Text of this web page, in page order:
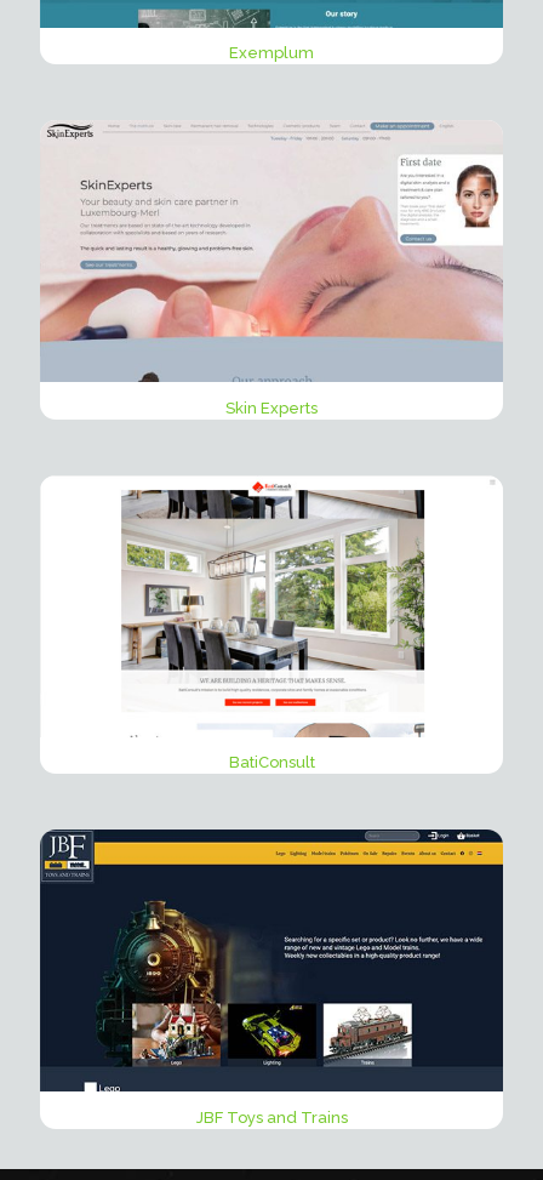
Exemplum
Skin Experts
BatiConsult
JBF Toys and Trains